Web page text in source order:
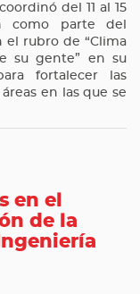
del 11 al 15
como parte del
el rubro de “Clima
su gente” en su
fortalecer las
en las que se
en el
de la